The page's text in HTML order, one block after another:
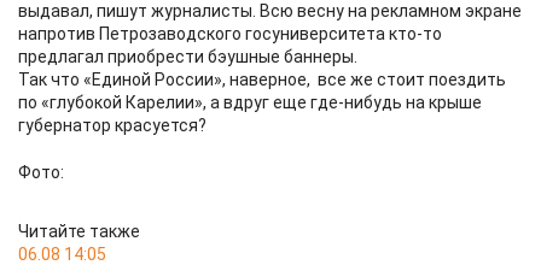
выдавал, пишут журналисты. Всю весну на рекламном экране
напротив Петрозаводского госуниверситета кто-то
предлагал приобрести бэушные баннеры.
Так что «Единой России», наверное, все же стоит поездить
по «глубокой Карелии», а вдруг еще где-нибудь на крыше
губернатор красуется?
Фото:
Читайте также
06.08 14:05